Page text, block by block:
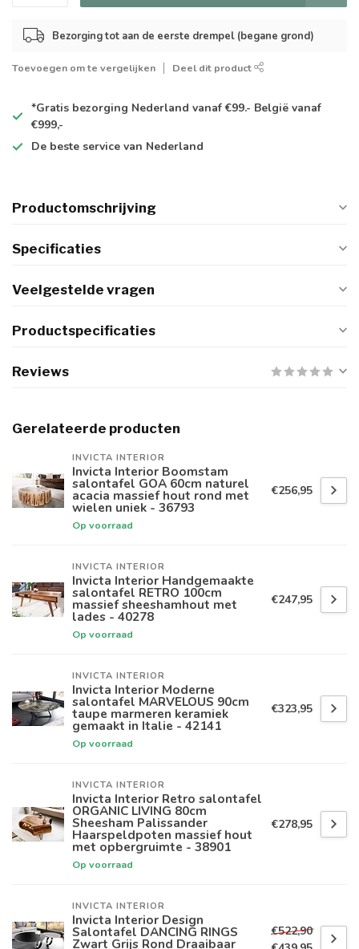
Bezorging tot aan de eerste drempel (begane grond)
Toevoegen om te vergelijken Deel dit product
*Gratis bezorging Nederland vanaf €99.- België vanaf
€999,-
De beste service van Nederland
Productomschrijving
Specificaties
Veelgestelde vragen
Productspecificaties
Reviews
Gerelateerde producten
INVICTA INTERIOR
Invicta Interior Boomstam
salontafel GOA 60cm naturel
acacia massief hout rond met
wielen uniek - 36793
Op voorraad
€256,95
INVICTA INTERIOR
Invicta Interior Handgemaakte
salontafel RETRO 100cm
massief sheeshamhout met
lades - 40278
Op voorraad
€247,95
INVICTA INTERIOR
Invicta Interior Moderne
salontafel MARVELOUS 90cm
taupe marmeren keramiek
gemaakt in Italie - 42141
Op voorraad
€323,95
INVICTA INTERIOR
Invicta Interior Retro salontafel
ORGANIC LIVING 80cm
Sheesham Palissander
Haarspeldpoten massief hout
met opbergruimte - 38901
Op voorraad
€278,95
INVICTA INTERIOR
Invicta Interior Design
Salontafel DANCING RINGS
Zwart Grijs Rond Draaibaar
€522,90